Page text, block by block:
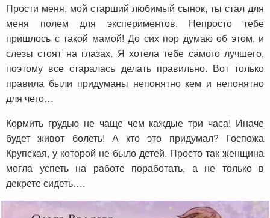
Прости меня, мой старший любимый сынок, ты стал для
меня полем для экспериментов. Непросто тебе
пришлось с такой мамой! До сих пор думаю об этом, и
слезы стоят на глазах. Я хотела тебе самого лучшего,
поэтому все старалась делать правильно. Вот только
правила были придуманы непонятно кем и непонятно
для чего…
Кормить грудью не чаще чем каждые три часа! Иначе
будет живот болеть! А кто это придумал? Госпожа
Крупская, у которой не было детей. Просто так женщина
могла успеть на работе поработать, а не только в
декрете сидеть….